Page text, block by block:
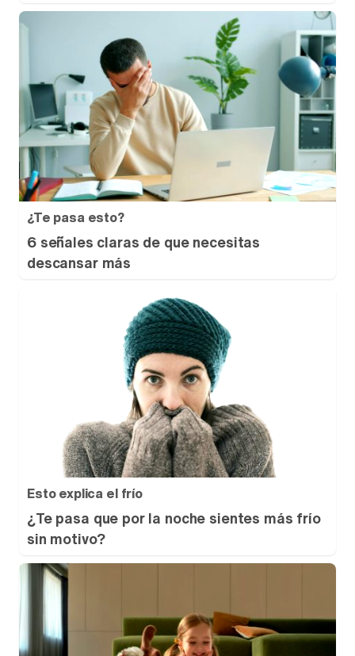
¿Te pasa esto?
6 señales claras de que necesitas
descansar más
Esto explica el frío
¿Te pasa que por la noche sientes más frío
sin motivo?